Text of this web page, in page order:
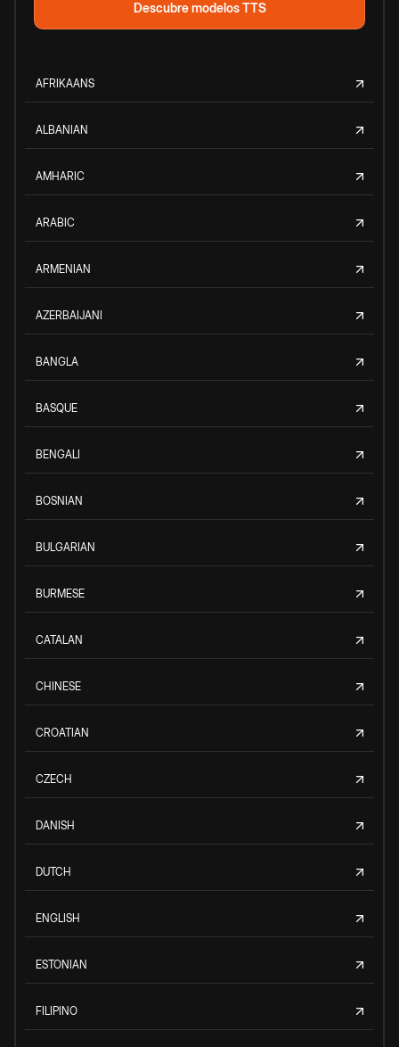
Descubre modelos TTS
AFRIKAANS
ALBANIAN
AMHARIC
ARABIC
ARMENIAN
AZERBAIJANI
BANGLA
BASQUE
BENGALI
BOSNIAN
BULGARIAN
BURMESE
CATALAN
CHINESE
CROATIAN
CZECH
DANISH
DUTCH
ENGLISH
ESTONIAN
FILIPINO